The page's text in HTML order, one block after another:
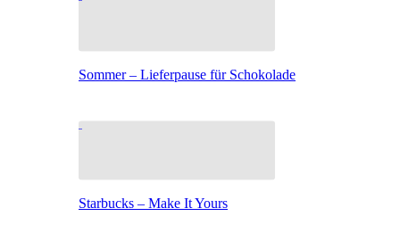
Sommer – Lieferpause für Schokolade
Starbucks – Make It Yours